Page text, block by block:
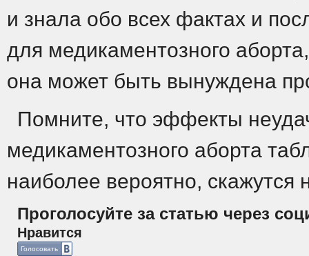
и знала обо всех фактах и
для медикаментозного
она может быть вынуждена
Помните, что эффекты
медикаментозного аборта
наиболее вероятно,
Проголосуйте за статью через
Нравится
Голосовать